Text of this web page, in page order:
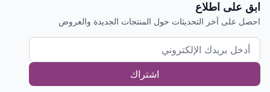
ابق على اطلاع
احصل على آخر التحديثات حول المنتجات الجديدة والعروض
اشتراك